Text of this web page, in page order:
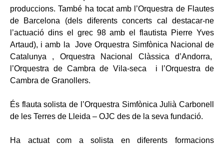
produccions. També ha tocat amb l’Orquestra de Flautes
de Barcelona (dels diferents concerts cal destacar-ne
l’actuació dins el grec 98 amb el flautista Pierre Yves
Artaud), i amb la Jove Orquestra Simfònica Nacional de
Catalunya , Orquestra Nacional Clàssica d’Andorra,
l’Orquestra de Cambra de Vila-seca i l’Orquestra de
Cambra de Granollers.
És flauta solista de l’Orquestra Simfònica Julià Carbonell
de les Terres de Lleida – OJC des de la seva fundació.
Ha actuat com a solista en diferents formacions